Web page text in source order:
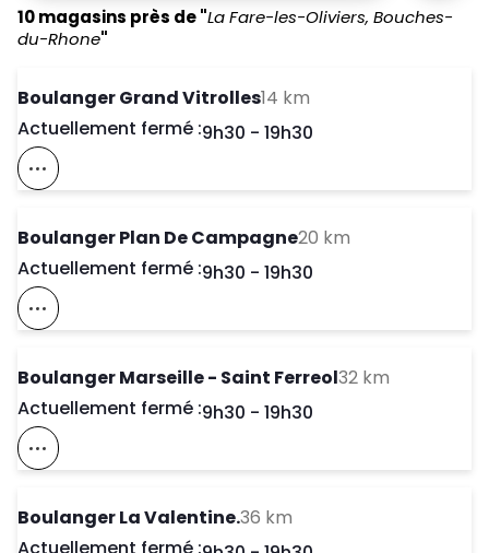
10 magasins près de "La Fare-les-Oliviers, Bouches-
du-Rhone"
Boulanger Grand Vitrolles14 km
Actuellement fermé :Day of the Week
9h30 - 19h30
Voir Ce Magasin Sur La Carte
Boulanger Plan De Campagne20 km
Actuellement fermé :Day of the Week
9h30 - 19h30
Voir Ce Magasin Sur La Carte
Boulanger Marseille - Saint Ferreol32 km
Actuellement fermé :Day of the Week
9h30 - 19h30
Voir Ce Magasin Sur La Carte
Boulanger La Valentine.36 km